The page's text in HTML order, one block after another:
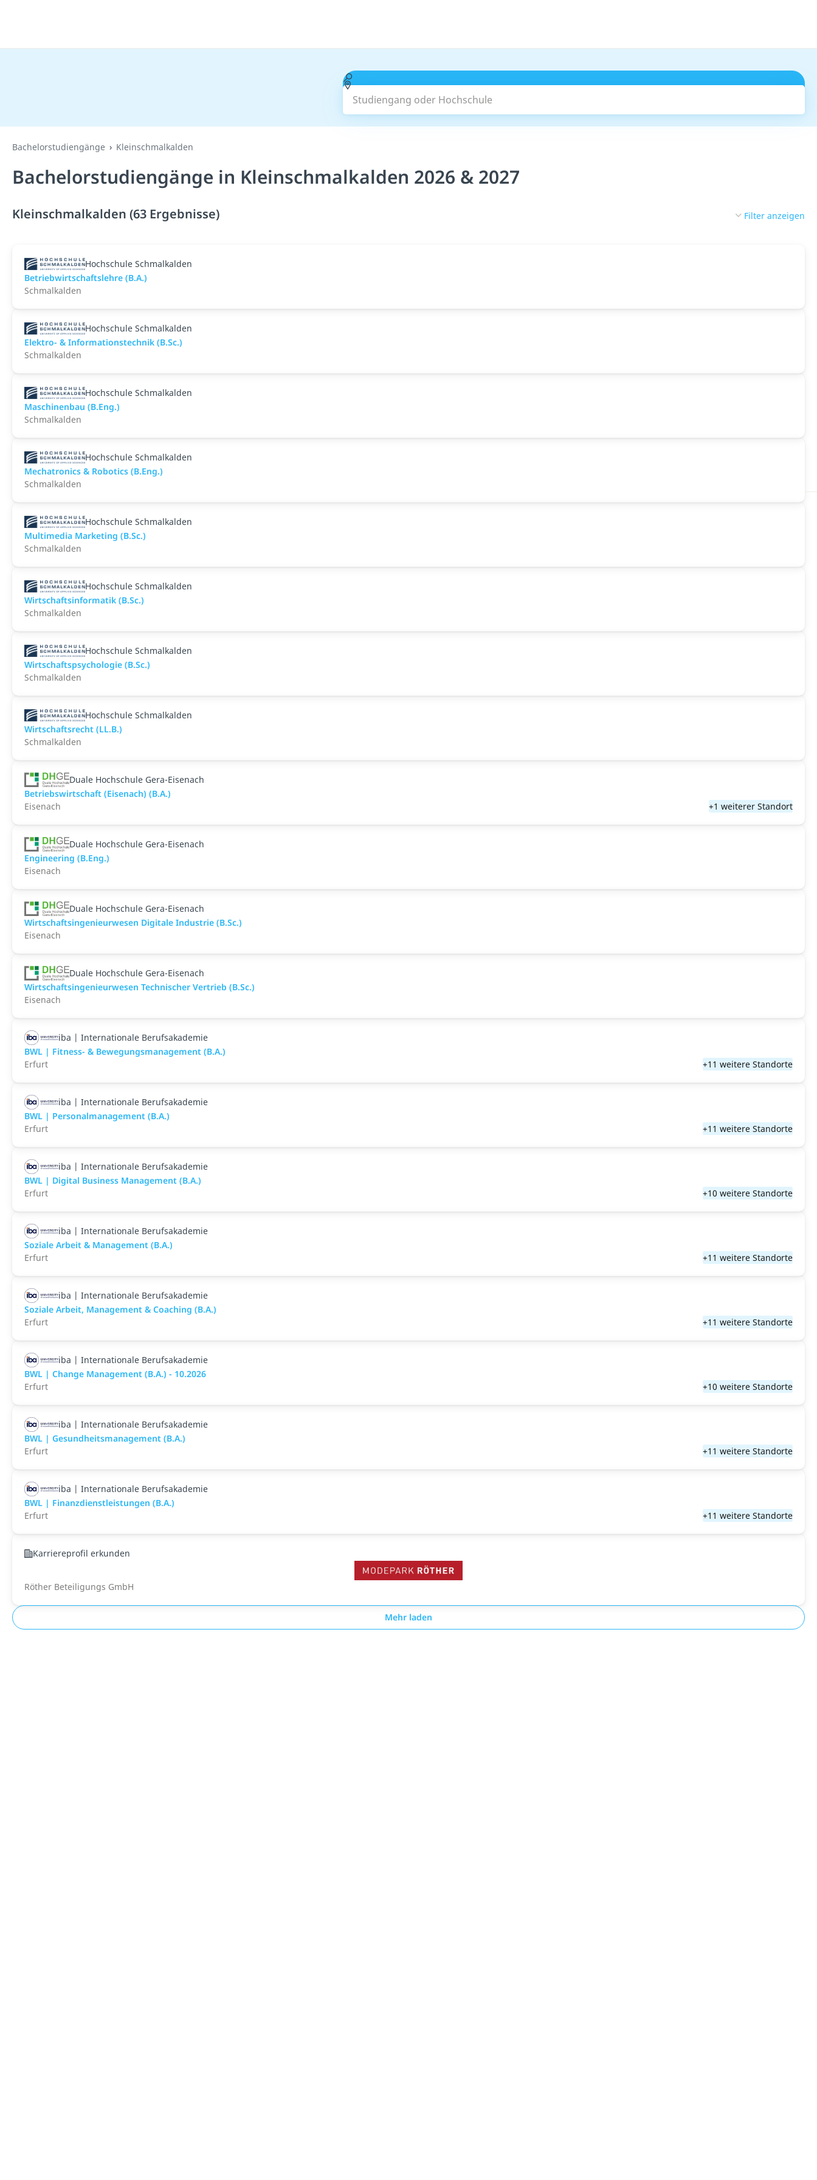
Studiengang oder Hochschule
Bachelorstudiengänge Kleinschmalkalden
Bachelorstudiengänge in Kleinschmalkalden 2026 & 2027
Kleinschmalkalden (63 Ergebnisse) Filter anzeigen
Hochschule Schmalkalden
Betriebwirtschaftslehre (B.A.)
Schmalkalden
Hochschule Schmalkalden
Elektro- & Informationstechnik (B.Sc.)
Schmalkalden
Hochschule Schmalkalden
Maschinenbau (B.Eng.)
Schmalkalden
Hochschule Schmalkalden
Mechatronics & Robotics (B.Eng.)
Schmalkalden
Hochschule Schmalkalden
Multimedia Marketing (B.Sc.)
Schmalkalden
Hochschule Schmalkalden
Wirtschaftsinformatik (B.Sc.)
Schmalkalden
Hochschule Schmalkalden
Wirtschaftspsychologie (B.Sc.)
Schmalkalden
Hochschule Schmalkalden
Wirtschaftsrecht (LL.B.)
Schmalkalden
Duale Hochschule Gera-Eisenach
Betriebswirtschaft (Eisenach) (B.A.)
Eisenach
+1 weiterer Standort
Duale Hochschule Gera-Eisenach
Engineering (B.Eng.)
Eisenach
Duale Hochschule Gera-Eisenach
Wirtschaftsingenieurwesen Digitale Industrie (B.Sc.)
Eisenach
Duale Hochschule Gera-Eisenach
Wirtschaftsingenieurwesen Technischer Vertrieb (B.Sc.)
Eisenach
iba | Internationale Berufsakademie
BWL | Fitness- & Bewegungsmanagement (B.A.)
Erfurt
+11 weitere Standorte
iba | Internationale Berufsakademie
BWL | Personalmanagement (B.A.)
Erfurt
+11 weitere Standorte
iba | Internationale Berufsakademie
BWL | Digital Business Management (B.A.)
Erfurt
+10 weitere Standorte
iba | Internationale Berufsakademie
Soziale Arbeit & Management (B.A.)
Erfurt
+11 weitere Standorte
iba | Internationale Berufsakademie
Soziale Arbeit, Management & Coaching (B.A.)
Erfurt
+11 weitere Standorte
iba | Internationale Berufsakademie
BWL | Change Management (B.A.) - 10.2026
Erfurt
+10 weitere Standorte
iba | Internationale Berufsakademie
BWL | Gesundheitsmanagement (B.A.)
Erfurt
+11 weitere Standorte
iba | Internationale Berufsakademie
BWL | Finanzdienstleistungen (B.A.)
Erfurt
+11 weitere Standorte
Karriereprofil erkunden
Röther Beteiligungs GmbH
Mehr laden